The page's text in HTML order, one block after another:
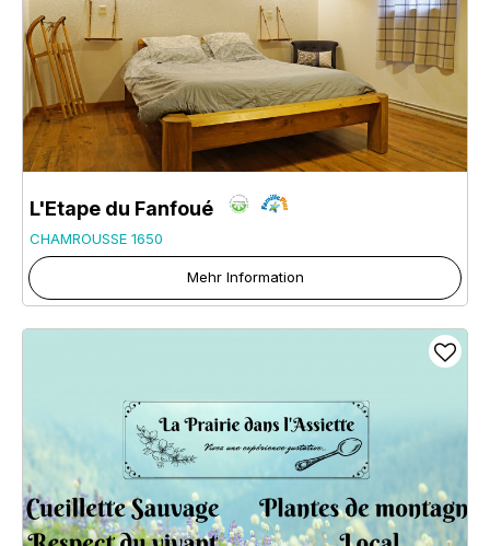
L'Etape du Fanfoué
CHAMROUSSE 1650
Mehr Information